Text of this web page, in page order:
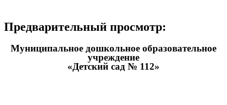
Предварительный просмотр:
Муниципальное дошкольное образовательное
учреждение
«Детский сад № 112»